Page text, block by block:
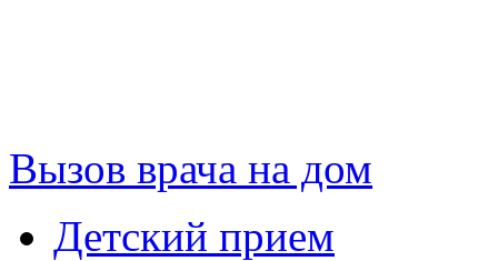
Вызов врача на дом
Детский прием